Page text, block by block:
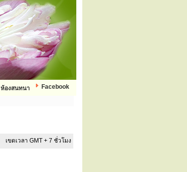
Facebook
ห้องสนทนา
เขตเวลา GMT + 7 ชั่วโมง